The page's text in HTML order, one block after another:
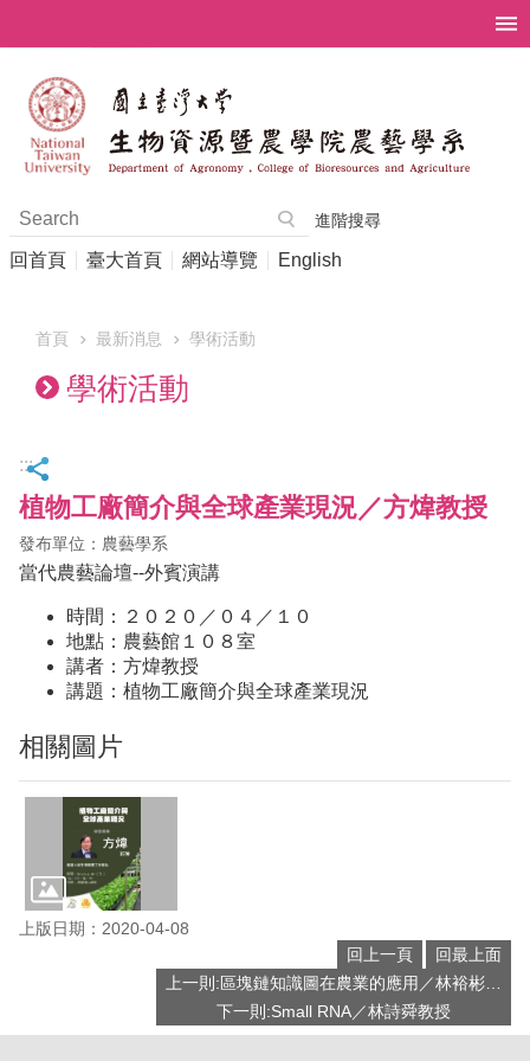
進階搜尋
回首頁 臺大首頁 網站導覽 English
首頁 最新消息 學術活動
學術活動
:::
植物工廠簡介與全球產業現況／方煒教授
發布單位：農藝學系
當代農藝論壇--外賓演講
時間：２０２０／０４／１０
地點：農藝館１０８室
講者：方煒教授
講題：植物工廠簡介與全球產業現況
相關圖片
上版日期：2020-04-08
回上一頁
回最上面
下一則:Small RNA／林詩舜教授